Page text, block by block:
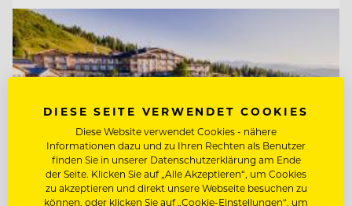
DIESE SEITE VERWENDET COOKIES
Diese Website verwendet Cookies - nähere
Informationen dazu und zu Ihren Rechten als Benutzer
finden Sie in unserer Datenschutzerklärung am Ende
der Seite. Klicken Sie auf „Alle Akzeptieren“, um Cookies
zu akzeptieren und direkt unsere Webseite besuchen zu
können, oder klicken Sie auf „Cookie-Einstellungen“, um